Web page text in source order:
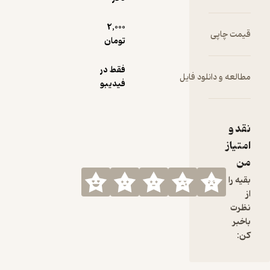
قیمت چاپی
2,000
تومان
مطالعه و دانلود فایل
فقط در
فیدیبو
نقد و
امتیاز
من
بقیه را
نظرت
باخبر
کن: